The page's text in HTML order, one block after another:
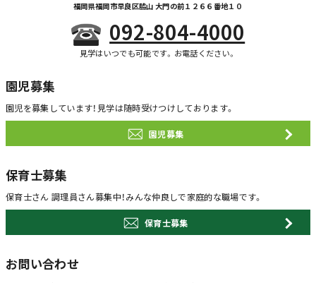
福岡県福岡市早良区脇山 大門の前１２６６番地１０
092-804-4000
見学はいつでも可能です。お電話ください。
園児募集
園児を募集しています！ 見学は随時受けつけしております。
園児募集
保育士募集
保育士さん 調理員さん募集中！みんな仲良しで家庭的な職場です。
保育士募集
お問い合わせ